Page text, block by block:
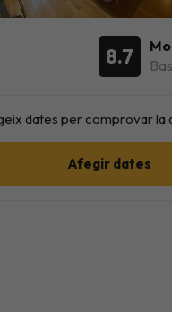
8.7
dates per comprovar la
Afegir dates